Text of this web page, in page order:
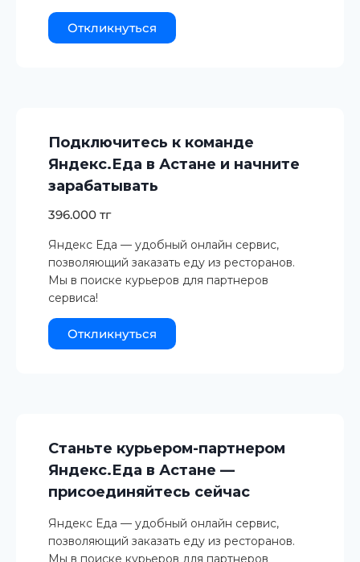
Откликнуться
Подключитесь к команде
Яндекс.Еда в Астане и начните
зарабатывать
396.000 тг
Яндекс Еда — удобный онлайн сервис,
позволяющий заказать еду из ресторанов.
Мы в поиске курьеров для партнеров
сервиса!
Откликнуться
Станьте курьером-партнером
Яндекс.Еда в Астане —
присоединяйтесь сейчас
Яндекс Еда — удобный онлайн сервис,
позволяющий заказать еду из ресторанов.
Мы в поиске курьеров для партнеров